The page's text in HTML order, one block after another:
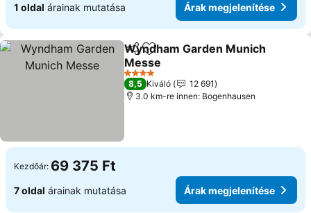
1 oldal árainak mutatása Árak megjelenítése
Megosztás
Hozzáadás a kedvencekhez
Wyndham Garden Munich
Messe
Árak megjelenítése
4 Kategória
8,5 Kiváló
12 691
3.0 km-re innen: Bogenhausen
Kezdőár: 69 375 Ft
7 oldal árainak mutatása Árak megjelenítése